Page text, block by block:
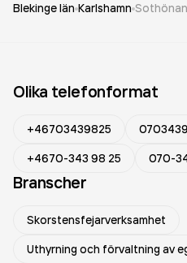
Blekinge län Karlshamn Sothönan
Olika telefonformat
+46703439825
+4670-343 98 25
070-
Branscher
Skorstensfejarverksamhet